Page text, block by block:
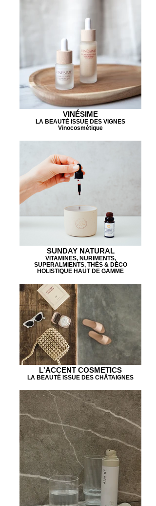
VINÉSIME
LA BEAUTÉ ISSUE DES VIGNES
Vinocosmétique
SUNDAY NATURAL
VITAMINES, NURIMENTS,
SUPERALMIENTS, THÉS & DÉCO
HOLISTIQUE HAUT DE GAMME
L'ACCENT COSMETICS
LA BEAUTÉ ISSUE DES CHÂTAIGNES